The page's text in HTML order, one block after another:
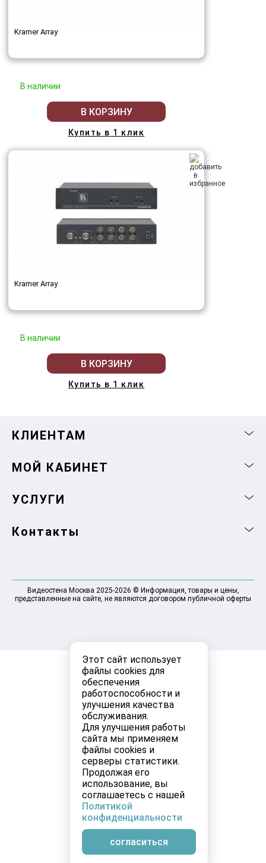
Этот сайт использует
файлы cookies для
обеспечения
работоспособности и
улучшения качества
обслуживания.
Для улучшения работы
сайта мы применяем
файлы cookies и
серверы статистики.
Продолжая его
использование, вы
соглашаетесь с нашей
Политикой
конфиденциальности
согласиться
Kramer Array
В наличии
В КОРЗИНУ
Купить в 1 клик
Kramer Array
В наличии
В КОРЗИНУ
Купить в 1 клик
КЛИЕНТАМ
МОЙ КАБИНЕТ
УСЛУГИ
Контакты
Видеостена Москва 2025-2026 © Информация, товары и цены,
представленные на сайте, не являются договором публичной оферты